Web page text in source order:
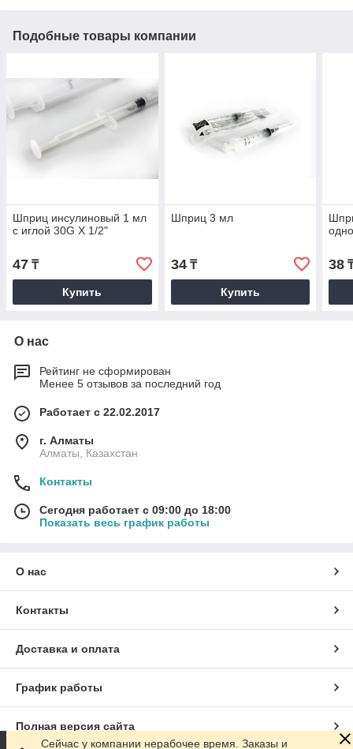
Подобные товары компании
Шприц инсулиновый 1 мл
с иглой 30G Х 1/2"
47 ₸
Купить
Шприц 3 мл
34₸
Купить
38
О нас
Рейтинг не сформирован
Менее 5 отзывов за последний год
Работает с 22.02.2017
г. Алматы
Алматы, Казахстан
Контакты
Сегодня работает с 09:00 до 18:00
Показать весь график работы
О нас
Контакты
Доставка и оплата
График работы
Полная версия сайта
Сейчас у компании нерабочее время. Заказы и